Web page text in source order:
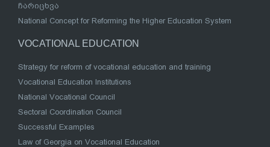
ჩარიცხვა
National Concept for Reforming the Higher Education System
VOCATIONAL EDUCATION
Strategy for reform of vocational education and training
Vocational Education Institutions
National Vocational Council
Sectoral Coordination Council
Successful Examples
Law of Georgia on Vocational Education